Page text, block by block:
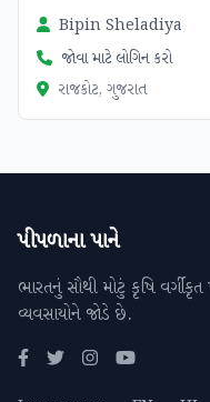
Bipin Sheladiya
જોવા માટે લોગિન કરો
રાજકોટ, ગુજરાત
પીપળાના પાને
ભારતનું સૌથી મોટું કૃષિ
વ્યવસાયોને જોડે છે.